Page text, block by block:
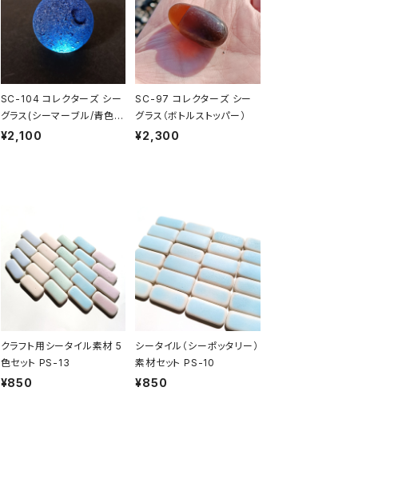
SC-104 コレクターズ シー
グラス(シーマーブル/青色
系）
¥2,100
SC-97 コレクターズ シー
グラス（ボトルストッパー）
¥2,300
クラフト用シータイル素材 5
色セット PS-13
¥850
シータイル（シーポッタリー）
素材セット PS-10
¥850